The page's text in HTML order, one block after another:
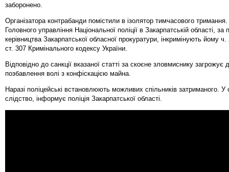
заборонено.
Організатора контрабанди помістили в ізолятор тимчасового тримання.
Головного управління Національної поліції в Закарпатській області, за
керівництва Закарпатської обласної прокуратури, інкримінують йому
ст. 307 Кримінального кодексу України.
Відповідно до санкції вказаної статті за скоєне зловмиснику загрожує
позбавлення волі з конфіскацією майна.
Наразі поліцейські встановлюють можливих спільників затриманого. У
слідство, інформує поліція Закарпатської області.